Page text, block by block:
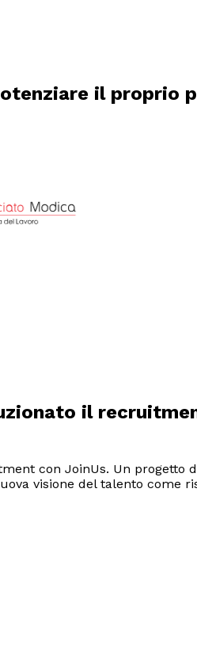
il proprio
il
con JoinUs. Un progetto
visione del talento come